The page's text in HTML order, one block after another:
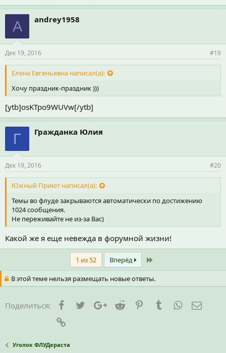
A andrey1958
Дек 19, 2016 #19
Елена Евгеньевна написал(а):
Хочу праздник-праздник )))
[ytb]osKTpo9WUVw[/ytb]
Г Гражданка Юлия
Дек 19, 2016 #20
Южный Приют написал(а):
Темы во флуде закрываются автоматически по достижению
1024 сообщения.
Не переживайте не из-за Вас)
Какой же я еще невежда в форумной жизни!
1 из 52 Вперёд
В этой теме нельзя размещать новые ответы.
Поделиться: FacebookTwitterGoogle+
Reddit PinterestTumblrWhatsApp
Уголок ФЛУДераста